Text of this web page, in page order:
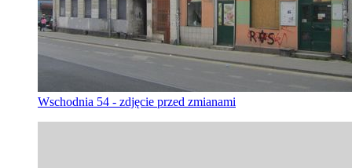
Wschodnia 54 - zdjęcie przed zmianami